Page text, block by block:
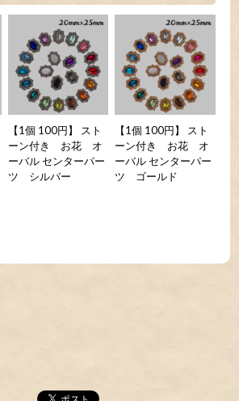
【1個 100円】 スト
ーン付き お花 オ
ーバル センターパー
ツ シルバー
【1個 100円】 スト
ーン付き お花 オ
ーバル センターパー
ツ ゴールド